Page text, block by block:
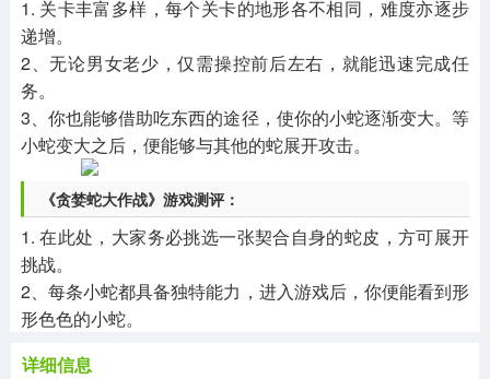
1. 关卡丰富多样，每个关卡的地形各不相同，难度亦逐步
递增。
2、无论男女老少，仅需操控前后左右，就能迅速完成任
务。
3、你也能够借助吃东西的途径，使你的小蛇逐渐变大。等
小蛇变大之后，便能够与其他的蛇展开攻击。
《贪婪蛇大作战》游戏测评：
1. 在此处，大家务必挑选一张契合自身的蛇皮，方可展开
挑战。
2、每条小蛇都具备独特能力，进入游戏后，你便能看到形
形色色的小蛇。
详细信息